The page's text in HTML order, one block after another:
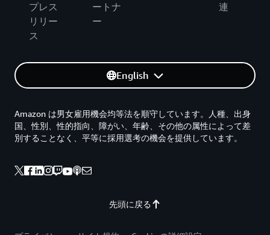
プレス
リリー
ス
ートナ
ー
連
English
先頭に戻る
Amazon は男女雇用機会均等法を順守しています。人種、出身
国、性別、性的指向、障がい、年齢、その他の属性によって差
別することなく、平等に採用選考の機会を提供しています。